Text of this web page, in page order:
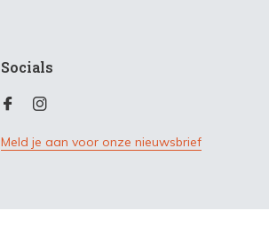
Socials
Meld je aan voor onze nieuwsbrief